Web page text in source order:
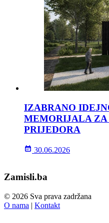
IZABRANO
MEMORIJALA ZA
PRIJEDORA
30.06.2026
Zamisli.ba
© 2026 Sva prava zadržana
O nama | Kontakt